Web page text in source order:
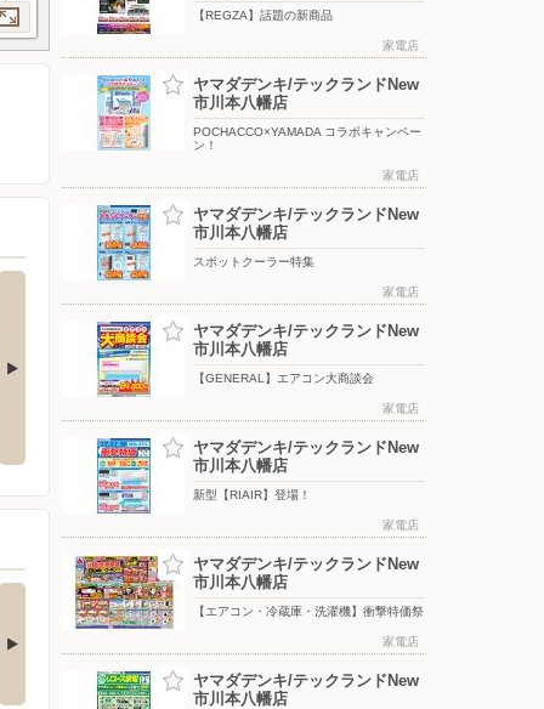
濯機】衝
タカラトミー わくわくフェア
の最新！水拭き
すごいロボット…
3日前
【エアコン・冷蔵庫・
洗濯機】衝撃特価…
□■□■□■□■□■□■□■□■□■□■□
【REGZA】話題の新商品
家電店
ヤマダデンキ/テックランドNew
市川本八幡店
POCHACCO×YAMADA コラボキャンペー
ン！
家電店
ヤマダデンキ/テックランドNew
市川本八幡店
スポットクーラー特集
家電店
ヤマダデンキ/テックランドNew
市川本八幡店
【GENERAL】エアコン大商談会
家電店
ヤマダデンキ/テックランドNew
市川本八幡店
新型【RIAIR】登場！
家電店
ヤマダデンキ/テックランドNew
市川本八幡店
【エアコン・冷蔵庫・洗濯機】衝撃特価祭
家電店
ヤマダデンキ/テックランドNew
市川本八幡店